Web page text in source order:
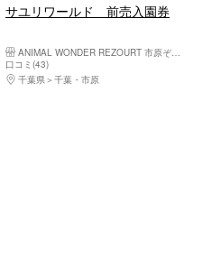
サユリワールド 前売入園券
口コミ(43)
千葉県
千葉・市原